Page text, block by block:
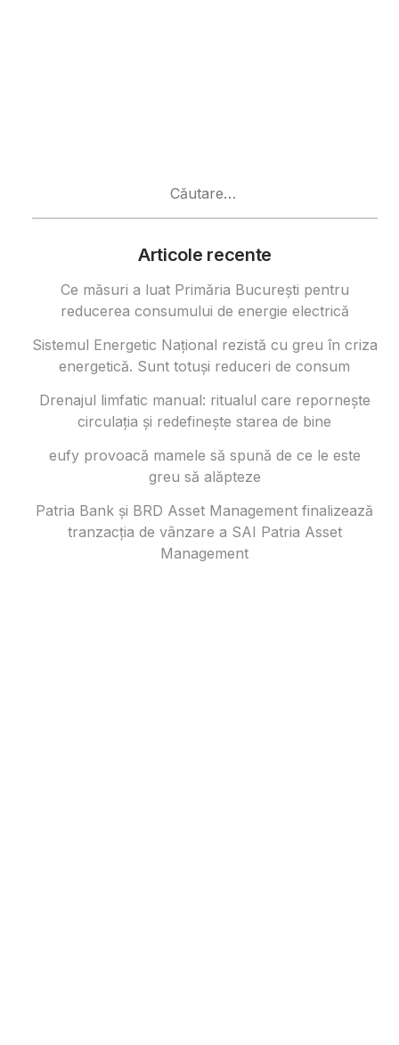
Articole recente
Ce măsuri a luat Primăria București pentru
reducerea consumului de energie electrică
Sistemul Energetic Național rezistă cu greu în criza
energetică. Sunt totuși reduceri de consum
Drenajul limfatic manual: ritualul care repornește
circulația și redefinește starea de bine
eufy provoacă mamele să spună de ce le este
greu să alăpteze
Patria Bank și BRD Asset Management finalizează
tranzacția de vânzare a SAI Patria Asset
Management